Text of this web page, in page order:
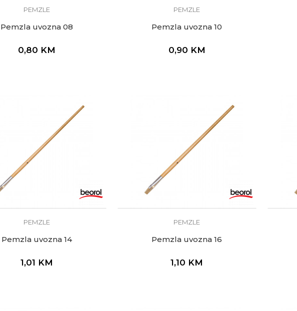
PEMZLE
Pemzla uvozna 08
0,80 KM
PEMZLE
Pemzla uvozna 10
0,90 KM
PEMZLE
Pemzla uvozna 14
1,01 KM
PEMZLE
Pemzla uvozna 16
1,10 KM